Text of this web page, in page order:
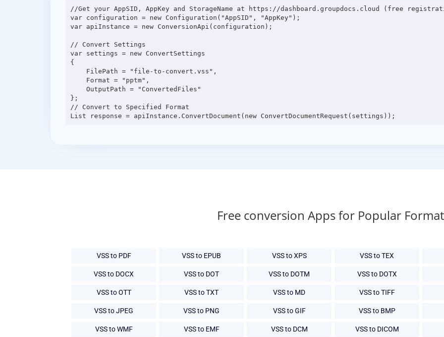
//Get your AppSID, AppKey and StorageName at https://dashboard.groupdocs.cloud (free
var configuration = new Configuration("AppSID", "AppKey");
var apiInstance = new ConversionApi(configuration);
// Convert Settings
var settings = new ConvertSettings
{
};
// Convert to Specified Format
Free conversion Apps for Popular
VSS to PDF VSS to EPUB VSS to XPS VSS to TEX
VSS to DOCX VSS to DOT VSS to DOTM VSS to DOTX
VSS to OTT VSS to TXT VSS to MD VSS to TIFF
VSS to JPEG VSS to PNG VSS to GIF VSS to BMP
VSS to WMF VSS to EMF VSS to DCM VSS to DICOM